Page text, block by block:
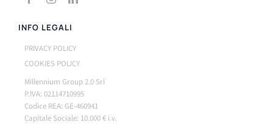
INFO LEGALI
PRIVACY POLICY
COOKIES POLICY
Millennium Group 2.0 Srl
P.IVA: 02114710995
Codice REA: GE-460941
Capitale Sociale: 10.000 € i.v.